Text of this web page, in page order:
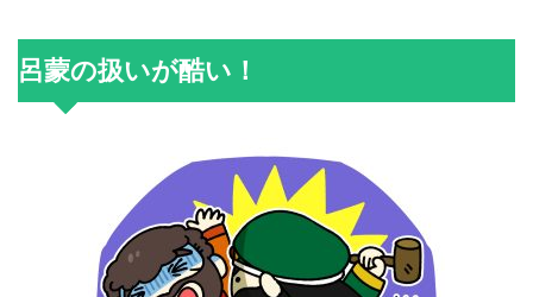
呂蒙の扱いが酷い！